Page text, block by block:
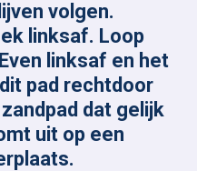
volgen.
linksaf. Loop
linksaf en het
pad rechtdoor
dat gelijk
uit op een